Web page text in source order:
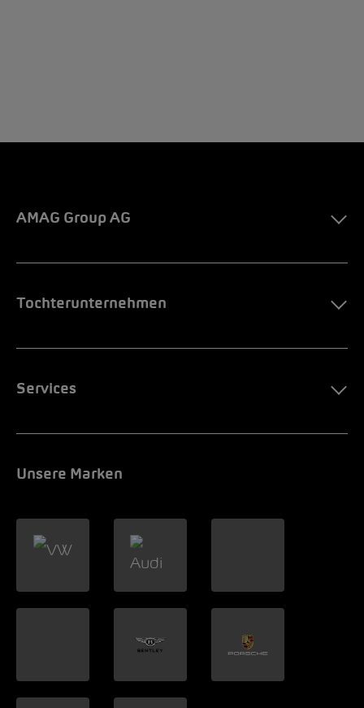
AMAG Group AG
Tochterunternehmen
Services
Unsere Marken